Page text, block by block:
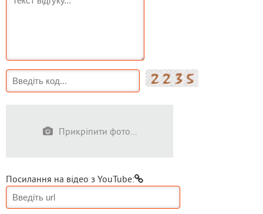
Прикріпити фото...
Посилання на відео з YouTube: